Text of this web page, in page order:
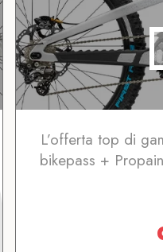
L’offerta top di
bikepass +